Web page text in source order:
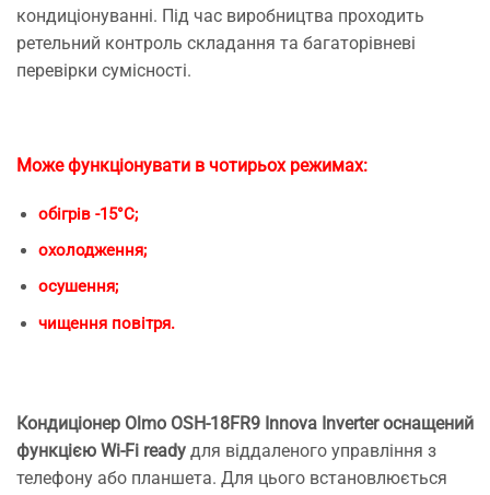
кондиціонуванні. Під час виробництва проходить
ретельний контроль складання та багаторівневі
перевірки сумісності.
Може функціонувати в чотирьох режимах:
обігрів -15°С;
охолодження;
осушення;
чищення повітря.
Кондиціонер Olmo OSH-18FR9 Innova Inverter оснащений
функцією Wi-Fi ready для віддаленого управління з
телефону або планшета. Для цього встановлюється